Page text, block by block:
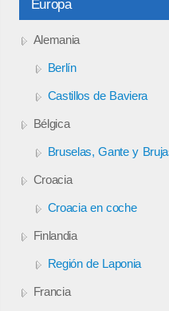
Europa
Alemania
Berlín
Castillos de Baviera
Bélgica
Bruselas, Gante y
Croacia
Croacia en coche
Finlandia
Región de Laponia
Francia